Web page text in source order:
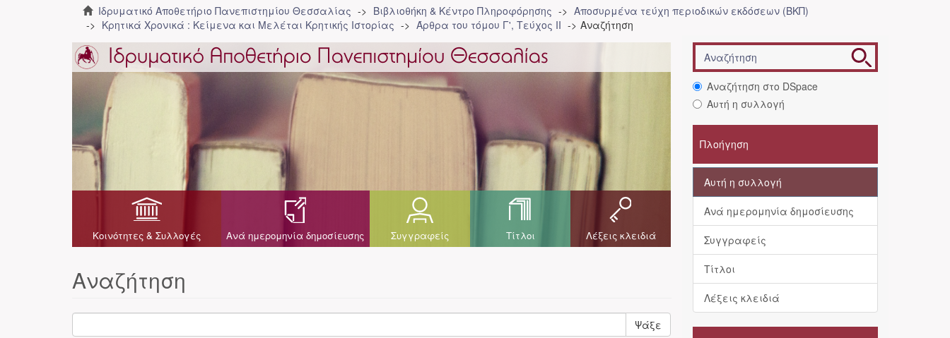
Ιδρυματικό Αποθετήριο Πανεπιστημίου Θεσσαλίας Βιβλιοθήκη & Κέντρο Πληροφόρησης
Αποσυρμένα τεύχη περιοδικών εκδόσεων (ΒΚΠ)
Κρητικά Χρονικά : Κείμενα και Μελέται Κρητικής Ιστορίας
Άρθρα του τόμου Γ', Τεύχος ΙΙ Αναζήτηση
Κοινότητες & Συλλογές Ανά ημερομηνία δημοσίευσης Συγγραφείς Τίτλοι Λέξεις κλειδιά
Αναζήτηση
Ψάξε
Αναζήτηση στο DSpace
Αυτή η συλλογή
Πλοήγηση
Αυτή η συλλογή
Ανά ημερομηνία δημοσίευσης
Συγγραφείς
Τίτλοι
Λέξεις κλειδιά